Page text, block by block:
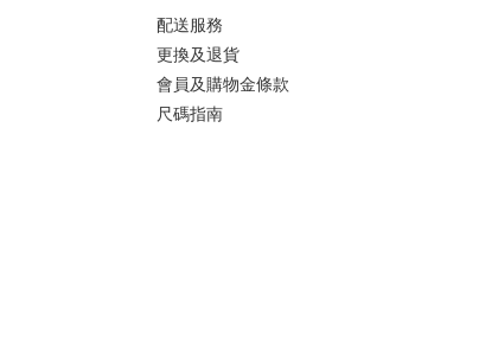
配送服務
更換及退貨
會員及購物金條款
尺碼指南